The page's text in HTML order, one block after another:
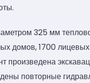
325 мм
домов, 1700
повторные